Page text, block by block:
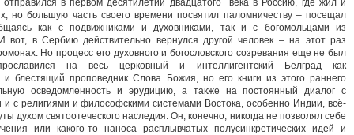
в первом десятилетии двадцатого века в Россию, где жил и
но большую часть своего времени посвятил паломничеству – посещал
как с подвижниками и духовниками, так и с богомольцами из
вот, в Сербию действительно вернулся другой человек – на этот раз
Но процесс его духовного и богословского созревания еще не был
на весь церковный и интеллигентский Белград как
блестящий проповедник Слова Божия, но его книги из этого раннего
осведомленность и эрудицию, а также на постоянный диалог с
с религиями и философскими системами Востока, особенно Индии, всё-
духом святоотеческого наследия. Он, конечно, никогда не позволял себе
или какого-то наноса расплывчатых полусинкретических идей и